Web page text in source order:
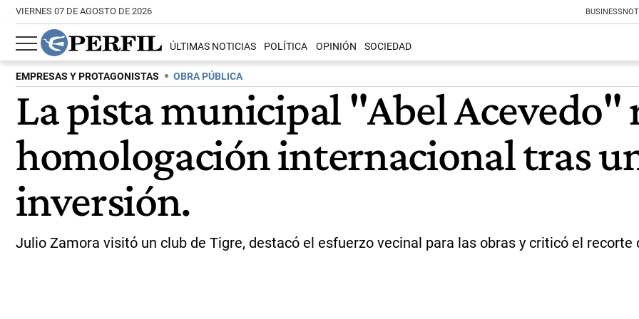
VIERNES 07 DE AGOSTO DE 2026 BUSINESS
ÚLTIMAS NOTICIAS POLÍTICA OPINIÓN SOCIEDAD
EMPRESAS Y PROTAGONISTAS OBRA PÚBLICA
La pista municipal "Abel Acevedo"
homologación internacional tras
inversión.
Julio Zamora visitó un club de Tigre, destacó el esfuerzo vecinal para las obras y criticó el recorte